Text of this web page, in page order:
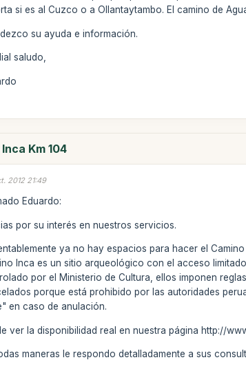
si es al Cuzco o a Ollantaytambo. El camino de
su ayuda e información.
saludo,
Km 104
2012 21:49
Eduardo:
por su interés en nuestros servicios.
ya no hay espacios para hacer el
Inca es un sitio arqueológico con el acceso
por el Ministerio de Cultura, ellos imponen
porque está prohibido por las autoridades
en caso de anulación.
ver la disponibilidad real en nuestra página http://
maneras le respondo detalladamente a sus